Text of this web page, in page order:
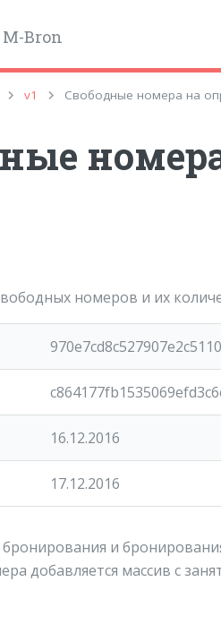
M-Bron
v1 Свободные номера на
номеров и их
16.12.2016
17.12.2016
и
добавляется массив с